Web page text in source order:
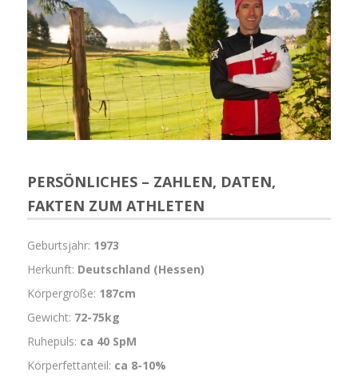
PERSÖNLICHES – ZAHLEN, DATEN,
FAKTEN ZUM ATHLETEN
Geburtsjahr: 1973
Herkunft: Deutschland (Hessen)
Körpergröße: 187cm
Gewicht: 72-75kg
Ruhepuls: ca 40 SpM
Körperfettanteil: ca 8-10%